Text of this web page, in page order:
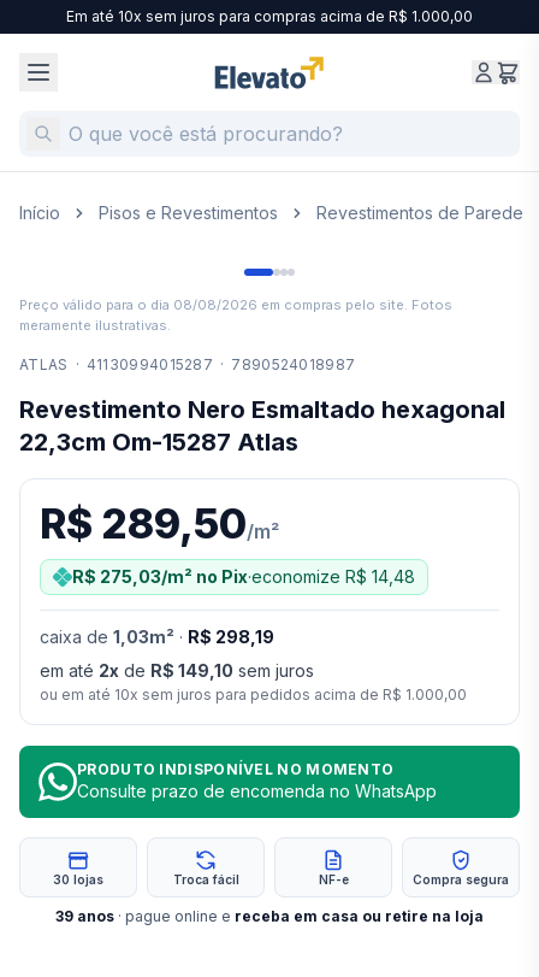
Em até 10x sem juros para compras acima de R$ 1.000,00
Início Pisos e Revestimentos Revestimentos de Parede
Preço válido para o dia 08/08/2026 em compras pelo site. Fotos
meramente ilustrativas.
ATLAS · 41130994015287 · 7890524018987
Revestimento Nero Esmaltado hexagonal
22,3cm Om-15287 Atlas
R$ 289,50/m²
R$ 275,03/m² no Pix·economize R$ 14,48
caixa de 1,03m² · R$ 298,19
em até 2x de R$ 149,10 sem juros
ou em até 10x sem juros para pedidos acima de R$ 1.000,00
PRODUTO INDISPONÍVEL NO MOMENTO
Consulte prazo de encomenda no WhatsApp
30 lojas Troca fácil NF-e Compra segura
39 anos · pague online e receba em casa ou retire na loja